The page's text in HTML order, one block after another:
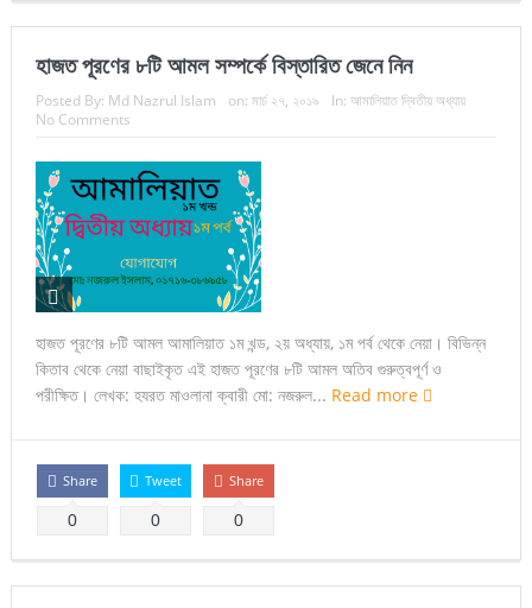
হাজত পূরণের ৮টি আমল সম্পর্কে বিস্তারিত জেনে নিন
Posted By: Md Nazrul Islam on: মার্চ ২৭, ২০১৯ In: আমালিয়াত দ্বিতীয় অধ্যায়
No Comments
হাজত পূরণের ৮টি আমল আমালিয়াত ১ম খন্ড, ২য় অধ্যায়, ১ম পর্ব থেকে নেয়া। বিভিন্ন
কিতাব থেকে নেয়া বাছাইকৃত এই হাজত পূরণের ৮টি আমল অতিব গুরুত্বপূর্ণ ও
পরীক্ষিত। লেখক: হযরত মাওলানা ক্বারী মো: নজরুল... Read more
Share
0
Tweet
0
Share
0